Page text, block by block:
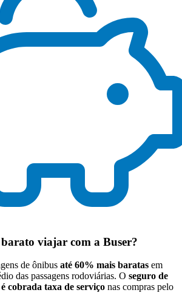
barato viajar com a Buser?
de ônibus até 60% mais baratas em
das passagens rodoviárias. O seguro de
cobrada taxa de serviço nas compras pelo